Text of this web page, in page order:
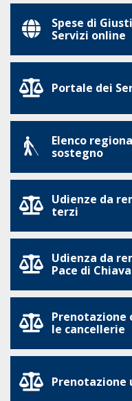
Spese di
Servizi online
Portale dei
Elenco
sostegno
Udienze da
terzi
Udienza da
Pace di
Prenotazione
le cancellerie
Prenotazione